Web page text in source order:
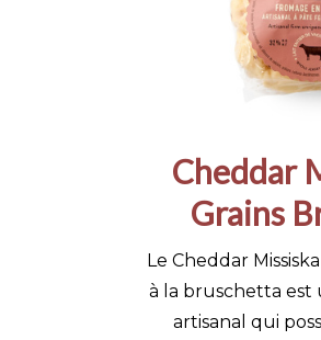
Cheddar
Grains
Le Cheddar
à la bruschetta est
artisanal qui